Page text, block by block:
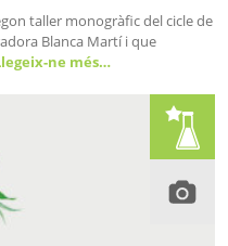
taller monogràfic del cicle de
Blanca Martí i que
ne més…